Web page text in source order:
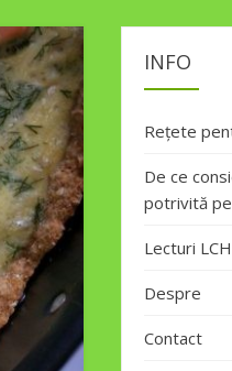
INFO
Rețete
De ce
potrivită
Lecturi
Despre
Contact